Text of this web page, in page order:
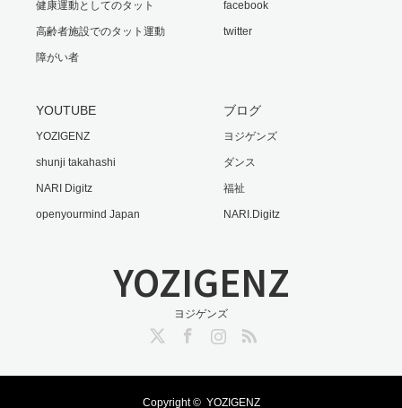
健康運動としてのタット
高齢者施設でのタット運動
障がい者
facebook
twitter
YOUTUBE
YOZIGENZ
shunji takahashi
NARI Digitz
openyourmind Japan
ブログ
ヨジゲンズ
ダンス
福祉
NARI.Digitz
YOZIGENZ
ヨジゲンズ
InstagramRSS
Copyright © YOZIGENZ